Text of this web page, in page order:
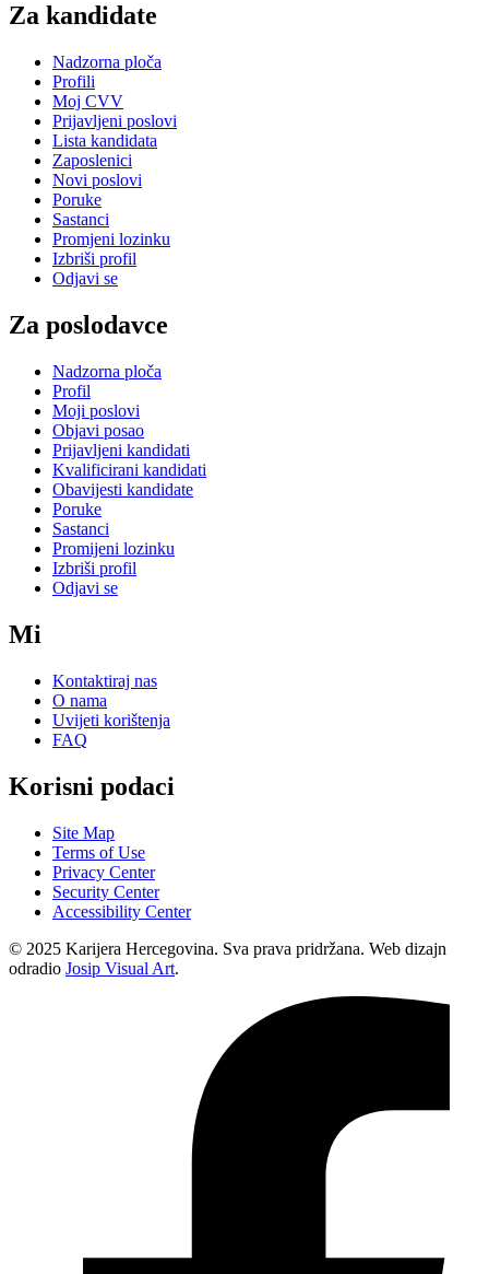
Za kandidate
Nadzorna ploča
Profili
Moj CVV
Prijavljeni poslovi
Lista kandidata
Zaposlenici
Novi poslovi
Poruke
Sastanci
Promjeni lozinku
Izbriši profil
Odjavi se
Za poslodavce
Nadzorna ploča
Profil
Moji poslovi
Objavi posao
Prijavljeni kandidati
Kvalificirani kandidati
Obavijesti kandidate
Poruke
Sastanci
Promijeni lozinku
Izbriši profil
Odjavi se
Mi
Kontaktiraj nas
O nama
Uvijeti korištenja
FAQ
Korisni podaci
Site Map
Terms of Use
Privacy Center
Security Center
Accessibility Center
© 2025 Karijera Hercegovina. Sva prava pridržana. Web dizajn
odradio Josip Visual Art.